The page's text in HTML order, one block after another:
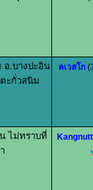
อ.บางปะอิน
ะกั่วสนิม
คเวสโก (
ไม่ทราบที่